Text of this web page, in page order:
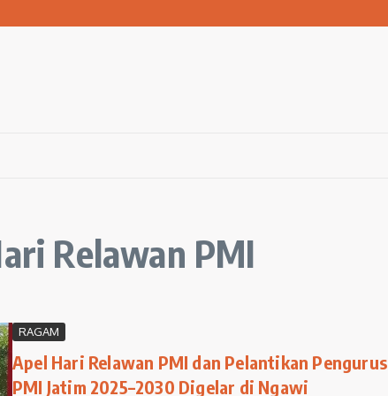
Agustus 2026
Relawan PMI
RAGAM
Apel Hari Relawan PMI dan Pelantikan Pengurus
PMI Jatim 2025–2030 Digelar di Ngawi